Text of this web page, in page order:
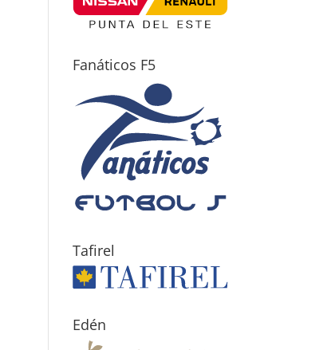
Fanáticos F5
Tafirel
Edén